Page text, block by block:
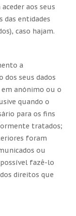
aos seus
das entidades
caso hajam.
a
seus dados
anónimo ou o
quando o
para os fins
tratados;
foram
ou
fazê-lo
direitos que